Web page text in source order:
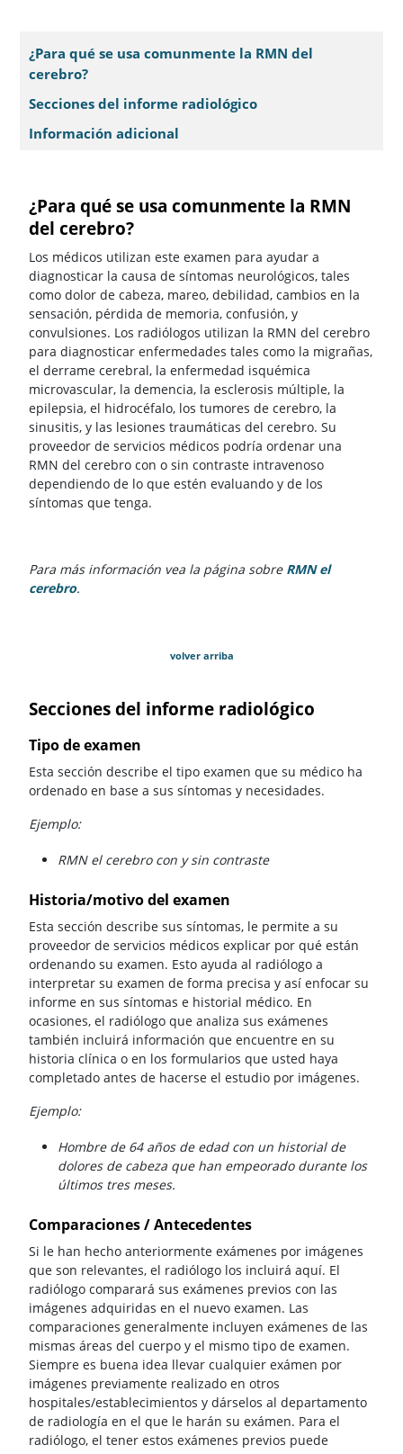
¿Para qué se usa comunmente la RMN del
cerebro?
Secciones del informe radiológico
Información adicional
¿Para qué se usa comunmente la RMN
del cerebro?
Los médicos utilizan este examen para ayudar a
diagnosticar la causa de síntomas neurológicos, tales
como dolor de cabeza, mareo, debilidad, cambios en la
sensación, pérdida de memoria, confusión, y
convulsiones. Los radiólogos utilizan la RMN del cerebro
para diagnosticar enfermedades tales como la migrañas,
el derrame cerebral, la enfermedad isquémica
microvascular, la demencia, la esclerosis múltiple, la
epilepsia, el hidrocéfalo, los tumores de cerebro, la
sinusitis, y las lesiones traumáticas del cerebro. Su
proveedor de servicios médicos podría ordenar una
RMN del cerebro con o sin contraste intravenoso
dependiendo de lo que estén evaluando y de los
síntomas que tenga.
Para más información vea la página sobre RMN el
cerebro.
volver arriba
Secciones del informe radiológico
Tipo de examen
Esta sección describe el tipo examen que su médico ha
ordenado en base a sus síntomas y necesidades.
Ejemplo:
RMN el cerebro con y sin contraste
Historia/motivo del examen
Esta sección describe sus síntomas, le permite a su
proveedor de servicios médicos explicar por qué están
ordenando su examen. Esto ayuda al radiólogo a
interpretar su examen de forma precisa y así enfocar su
informe en sus síntomas e historial médico. En
ocasiones, el radiólogo que analiza sus exámenes
también incluirá información que encuentre en su
historia clínica o en los formularios que usted haya
completado antes de hacerse el estudio por imágenes.
Ejemplo:
Hombre de 64 años de edad con un historial de
dolores de cabeza que han empeorado durante los
últimos tres meses.
Comparaciones / Antecedentes
Si le han hecho anteriormente exámenes por imágenes
que son relevantes, el radiólogo los incluirá aquí. El
radiólogo comparará sus exámenes previos con las
imágenes adquiridas en el nuevo examen. Las
comparaciones generalmente incluyen exámenes de las
mismas áreas del cuerpo y el mismo tipo de examen.
Siempre es buena idea llevar cualquier exámen por
imágenes previamente realizado en otros
hospitales/establecimientos y dárselos al departamento
de radiología en el que le harán su exámen. Para el
radiólogo, el tener estos exámenes previos puede